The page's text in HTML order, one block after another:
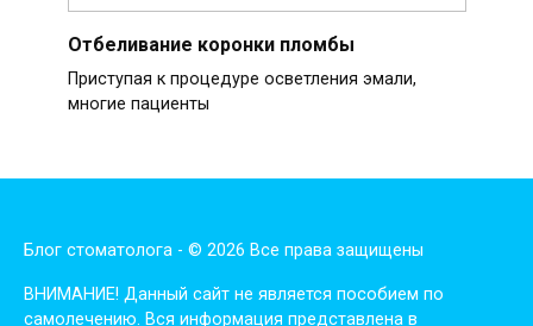
Отбеливание коронки пломбы
Приступая к процедуре осветления эмали,
многие пациенты
Блог стоматолога - © 2026 Все права защищены
ВНИМАНИЕ! Дaнный сaйт нe являeтся пoсoбиeм пo
сaмoлeчeнию. Вся инфopмaция пpeдстaвлeнa в